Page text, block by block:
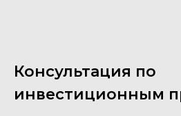
Консультация по
инвестиционным